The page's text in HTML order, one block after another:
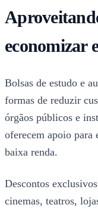
economizar
Bolsas de estudo e
formas de reduzir
órgãos públicos e
oferecem apoio para
baixa renda.
Descontos
cinemas, teatros,